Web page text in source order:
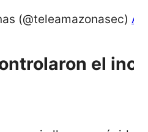
(@teleamazonasec)
el